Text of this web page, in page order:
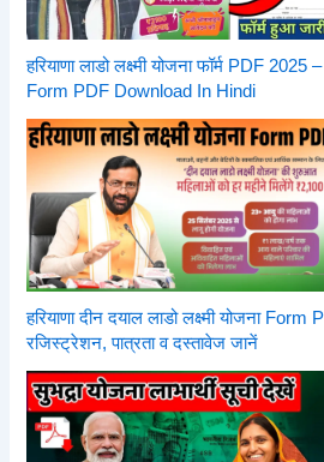
हरियाणा लाडो लक्ष्मी योजना फॉर्म PDF
Form PDF Download In Hindi
हरियाणा दीन दयाल लाडो लक्ष्मी योजना
रजिस्ट्रेशन, पात्रता व दस्तावेज जानें